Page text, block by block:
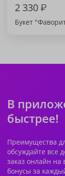
2 330₽
Букет
В
быстрее!
Преимущества
обсуждайте все
заказ онлайн на
бонусы за